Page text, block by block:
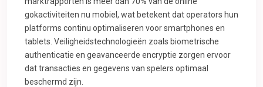
gokactiviteiten nu mobiel, wat betekent dat operators hun
platforms continu optimaliseren voor smartphones en
tablets. Veiligheidstechnologieën zoals biometrische
authenticatie en geavanceerde encryptie zorgen ervoor
dat transacties en gegevens van spelers optimaal
beschermd zijn.